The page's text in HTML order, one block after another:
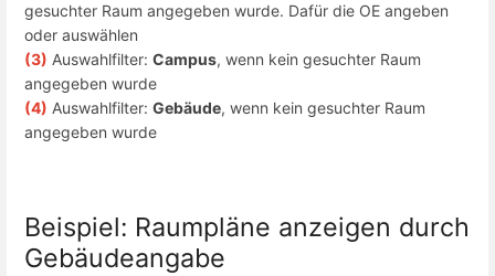
gesuchter Raum angegeben wurde. Dafür die OE angeben
oder auswählen
(3) Auswahlfilter: Campus, wenn kein gesuchter Raum
angegeben wurde
(4) Auswahlfilter: Gebäude, wenn kein gesuchter Raum
angegeben wurde
Beispiel: Raumpläne anzeigen durch
Gebäudeangabe